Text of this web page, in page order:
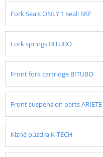
Fork Seals ONLY 1 seal! SKF
Fork springs BITUBO
Front fork cartridge BITUBO
Front suspension parts ARIETE
Klzné púzdra K-TECH